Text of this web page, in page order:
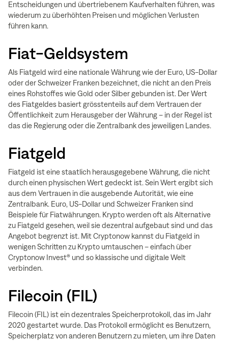
Entscheidungen und übertriebenem Kaufverhalten führen, was
wiederum zu überhöhten Preisen und möglichen Verlusten
führen kann.
Fiat-Geldsystem
Als Fiatgeld wird eine nationale Währung wie der Euro, US-Dollar
oder der Schweizer Franken bezeichnet, die nicht an den Preis
eines Rohstoffes wie Gold oder Silber gebunden ist. Der Wert
des Fiatgeldes basiert grösstenteils auf dem Vertrauen der
Öffentlichkeit zum Herausgeber der Währung – in der Regel ist
das die Regierung oder die Zentralbank des jeweiligen Landes.
Fiatgeld
Fiatgeld ist eine staatlich herausgegebene Währung, die nicht
durch einen physischen Wert gedeckt ist. Sein Wert ergibt sich
aus dem Vertrauen in die ausgebende Autorität, wie eine
Zentralbank. Euro, US-Dollar und Schweizer Franken sind
Beispiele für Fiatwährungen. Krypto werden oft als Alternative
zu Fiatgeld gesehen, weil sie dezentral aufgebaut sind und das
Angebot begrenzt ist. Mit Cryptonow kannst du Fiatgeld in
wenigen Schritten zu Krypto umtauschen – einfach über
Cryptonow Invest® und so klassische und digitale Welt
verbinden.
Filecoin (FIL)
Filecoin (FIL) ist ein dezentrales Speicherprotokoll, das im Jahr
2020 gestartet wurde. Das Protokoll ermöglicht es Benutzern,
Speicherplatz von anderen Benutzern zu mieten, um ihre Daten